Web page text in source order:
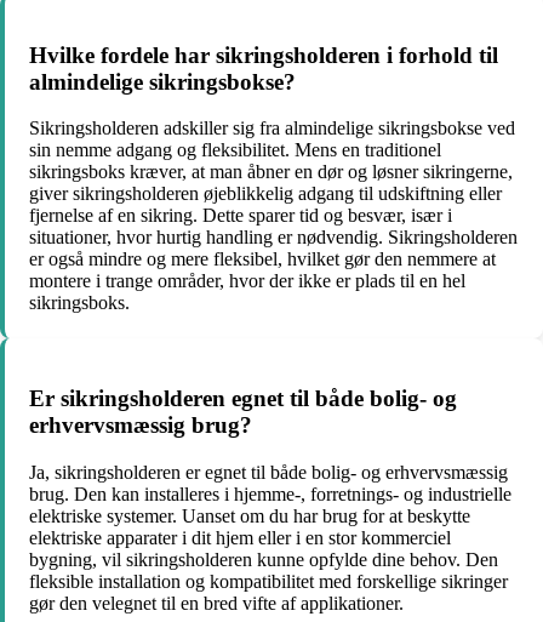
Hvilke fordele har sikringsholderen i forhold til
almindelige sikringsbokse?
Sikringsholderen adskiller sig fra almindelige sikringsbokse ved
sin nemme adgang og fleksibilitet. Mens en traditionel
sikringsboks kræver, at man åbner en dør og løsner sikringerne,
giver sikringsholderen øjeblikkelig adgang til udskiftning eller
fjernelse af en sikring. Dette sparer tid og besvær, især i
situationer, hvor hurtig handling er nødvendig. Sikringsholderen
er også mindre og mere fleksibel, hvilket gør den nemmere at
montere i trange områder, hvor der ikke er plads til en hel
sikringsboks.
Er sikringsholderen egnet til både bolig- og
erhvervsmæssig brug?
Ja, sikringsholderen er egnet til både bolig- og erhvervsmæssig
brug. Den kan installeres i hjemme-, forretnings- og industrielle
elektriske systemer. Uanset om du har brug for at beskytte
elektriske apparater i dit hjem eller i en stor kommerciel
bygning, vil sikringsholderen kunne opfylde dine behov. Den
fleksible installation og kompatibilitet med forskellige sikringer
gør den velegnet til en bred vifte af applikationer.